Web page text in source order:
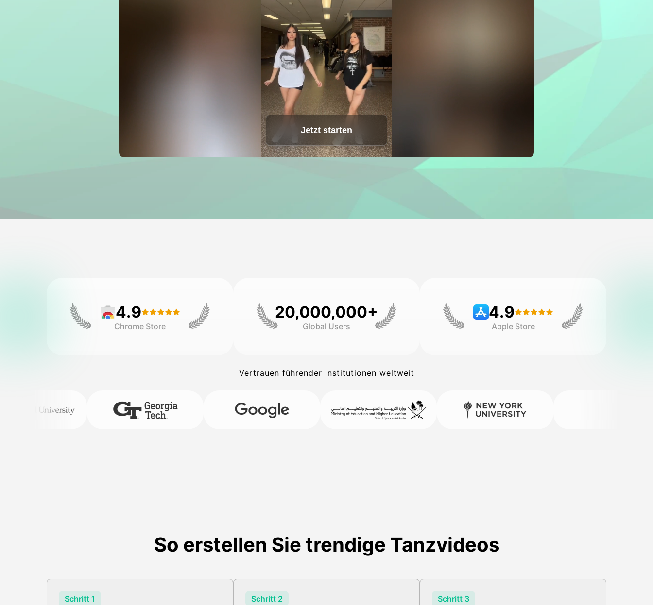
Sprachstudio
Gesichter tauschen New
Video-Übersetzer New
Video-Verbesserer
Lifetime Video
Jetzt starten
4.9
Chrome Store
20,000,000+
Global Users
4.9
Apple Store
Vertrauen führender Institutionen weltweit
So erstellen Sie trendige Tanzvideos
Schritt 1 Schritt 2 Schritt 3